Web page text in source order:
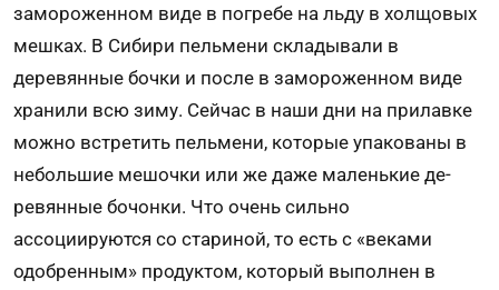
заморожен­ном виде в по­гребе на льду в холщовых
мешках. В Сиби­ри пельмени складывали в
деревянные бочки и после в замороженном виде
хранили всю зиму. Сейчас в наши дни на прилавке
можно встретить пель­мени, которые упакованы в
небольшие мешочки или же даже маленькие де­
ревянные бочонки. Что очень сильно
ассоциируются со стариной, то есть с «веками
одобренным» продуктом, который выполнен в